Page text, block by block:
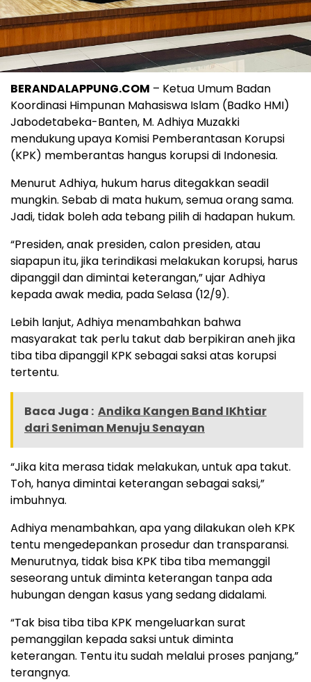
BERANDALAPPUNG.COM – Ketua Umum Badan
Koordinasi Himpunan Mahasiswa Islam (Badko HMI)
Jabodetabeka-Banten, M. Adhiya Muzakki
mendukung upaya Komisi Pemberantasan Korupsi
(KPK) memberantas hangus korupsi di Indonesia.
Menurut Adhiya, hukum harus ditegakkan seadil
mungkin. Sebab di mata hukum, semua orang sama.
Jadi, tidak boleh ada tebang pilih di hadapan hukum.
“Presiden, anak presiden, calon presiden, atau
siapapun itu, jika terindikasi melakukan korupsi, harus
dipanggil dan dimintai keterangan,” ujar Adhiya
kepada awak media, pada Selasa (12/9).
Lebih lanjut, Adhiya menambahkan bahwa
masyarakat tak perlu takut dab berpikiran aneh jika
tiba tiba dipanggil KPK sebagai saksi atas korupsi
tertentu.
Baca Juga : Andika Kangen Band IKhtiar
dari Seniman Menuju Senayan
“Jika kita merasa tidak melakukan, untuk apa takut.
Toh, hanya dimintai keterangan sebagai saksi,”
imbuhnya.
Adhiya menambahkan, apa yang dilakukan oleh KPK
tentu mengedepankan prosedur dan transparansi.
Menurutnya, tidak bisa KPK tiba tiba memanggil
seseorang untuk diminta keterangan tanpa ada
hubungan dengan kasus yang sedang didalami.
“Tak bisa tiba tiba KPK mengeluarkan surat
pemanggilan kepada saksi untuk diminta
keterangan. Tentu itu sudah melalui proses panjang,”
terangnya.